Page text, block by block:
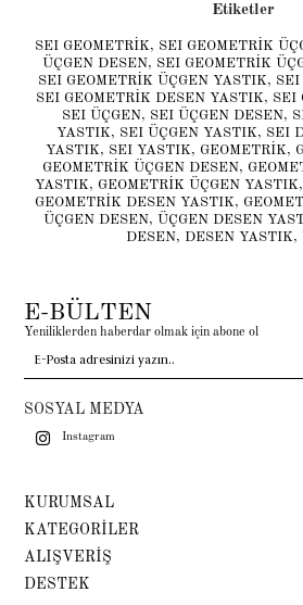
Etiketler
SEI GEOMETRİK, SEI GEOMETRİK
ÜÇGEN DESEN, SEI GEOMETRİK
SEI GEOMETRİK ÜÇGEN YASTIK, SEI
SEI GEOMETRİK DESEN YASTIK, SEI
SEI ÜÇGEN, SEI ÜÇGEN DESEN,
YASTIK, SEI ÜÇGEN YASTIK, SEI
YASTIK, SEI YASTIK, GEOMETRİK,
GEOMETRİK ÜÇGEN DESEN,
YASTIK, GEOMETRİK ÜÇGEN YASTIK,
GEOMETRİK DESEN YASTIK,
ÜÇGEN DESEN, ÜÇGEN DESEN
DESEN, DESEN YASTIK,
E-BÜLTEN
Yeniliklerden haberdar olmak için abone ol
SOSYAL MEDYA
Instagram
KURUMSAL
KATEGORİLER
ALIŞVERİŞ
DESTEK